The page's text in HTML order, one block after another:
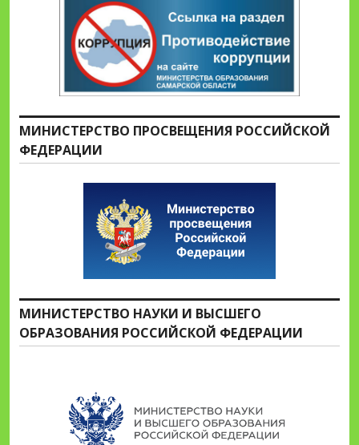
МИНИСТЕРСТВО ПРОСВЕЩЕНИЯ РОССИЙСКОЙ
ФЕДЕРАЦИИ
МИНИСТЕРСТВО НАУКИ И ВЫСШЕГО
ОБРАЗОВАНИЯ РОССИЙСКОЙ ФЕДЕРАЦИИ